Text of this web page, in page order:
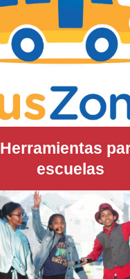
Herramientas
escuelas